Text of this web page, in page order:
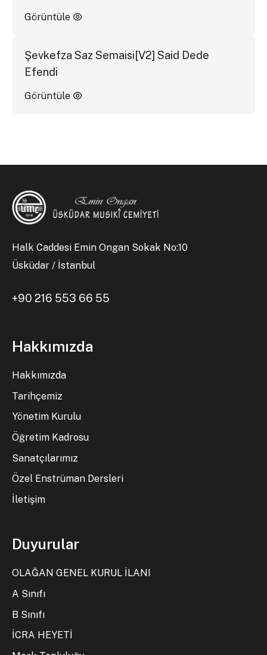
Görüntüle
Şevkefza Saz Semaisi[V2] Said Dede
Efendi
Görüntüle
Halk Caddesi Emin Ongan Sokak No:10
Üsküdar / İstanbul
+90 216 553 66 55
Hakkımızda
Hakkımızda
Tarihçemiz
Yönetim Kurulu
Öğretim Kadrosu
Sanatçılarımız
Özel Enstrüman Dersleri
İletişim
Duyurular
OLAĞAN GENEL KURUL İLANI
A Sınıfı
B Sınıfı
İCRA HEYETİ